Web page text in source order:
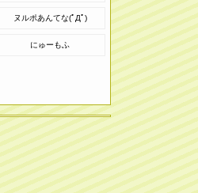
ヌルポあんてな(ﾟДﾟ)
にゅーもふ